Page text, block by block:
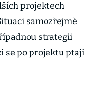
projektech
samozřejmě
strategii
se po projektu ptají